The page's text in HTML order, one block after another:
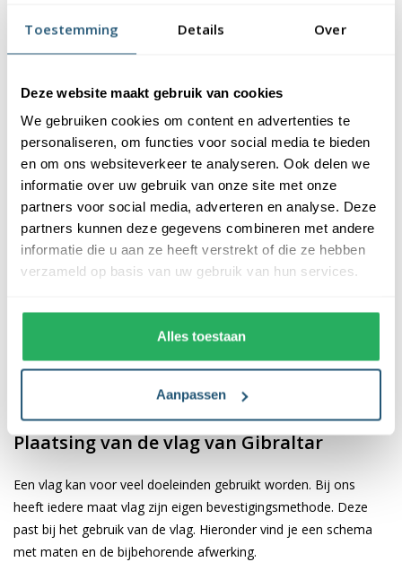
Toestemming Details Over
Deze website maakt gebruik van cookies
We gebruiken cookies om content en advertenties te
personaliseren, om functies voor social media te bieden
en om ons websiteverkeer te analyseren. Ook delen we
informatie over uw gebruik van onze site met onze
partners voor social media, adverteren en analyse. Deze
partners kunnen deze gegevens combineren met andere
informatie die u aan ze heeft verstrekt of die ze hebben
verzameld op basis van uw gebruik van hun services.
Alles toestaan
Aanpassen
afwerking, is uw-werend en kan gewassen worden op maximaal
40 graden. De vlag heeft een gemiddelde levensduur van 3 tot 6
de locatie en weersomstandigheden.
Voordelen van de Gibraltarese vlag kopen
bij Vlaggen Unie
De Gibraltarese vlag wordt standaard uit eigen voorraad
geleverd, wat zorgt voor een snelle levering. Ook zijn onze
vlaggen voorzien van een hoogwaardige afwerking. Ze zijn
voorzien van een sterke zoom die vastgezet is met een dubbele
✓ snelle levering uit eigen voorraad
✓ altijd de laagste prijs garantie
✓ scherpe bedrukking en heldere kleuren
Plaatsing van de vlag van Gibraltar
Een vlag kan voor veel doeleinden gebruikt worden. Bij ons
heeft iedere maat vlag zijn eigen bevestigingsmethode. Deze
past bij het gebruik van de vlag. Hieronder vind je een schema
met maten en de bijbehorende afwerking.